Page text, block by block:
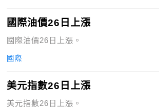
國際油價26日上漲
國際油價26日上漲。
國際
美元指數26日上漲
美元指數26日上漲。